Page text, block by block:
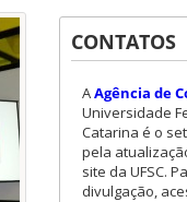
CONTATOS
AAgência de
Universidade
Catarina é o
pela
site da UFSC.
divulgação,